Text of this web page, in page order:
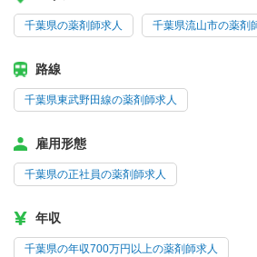
千葉県の薬剤師求人 千葉県流山市の薬剤
路線
千葉県東武野田線の薬剤師求人
雇用形態
千葉県の正社員の薬剤師求人
年収
千葉県の年収700万円以上の薬剤師求人